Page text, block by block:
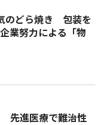
のどら焼き 包装を
業努力による「物
先進医療で難治性